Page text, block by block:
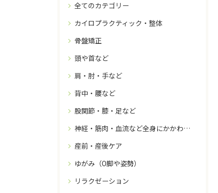
全てのカテゴリー
カイロプラクティック・整体
骨盤矯正
頭や首など
肩・肘・手など
背中・腰など
股関節・膝・足など
神経・筋肉・血流など全身にかかわること
産前・産後ケア
ゆがみ（O脚や姿勢）
リラクゼーション